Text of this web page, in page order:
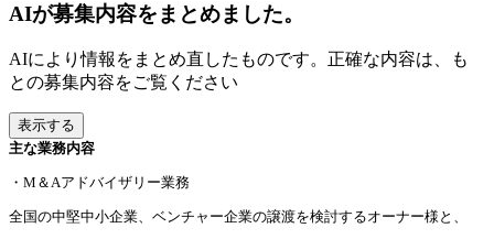
AIが募集内容をまとめました。
AIにより情報をまとめ直したものです。正確な内容は、も
との募集内容をご覧ください
表示する
主な業務内容
・M＆Aアドバイザリー業務
全国の中堅中小企業、ベンチャー企業の譲渡を検討するオーナー様と、